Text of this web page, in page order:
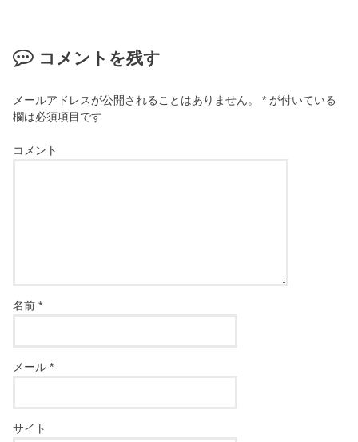
コメントを残す
メールアドレスが公開されることはありません。 * が付いている
欄は必須項目です
コメント
名前*
メール*
サイト